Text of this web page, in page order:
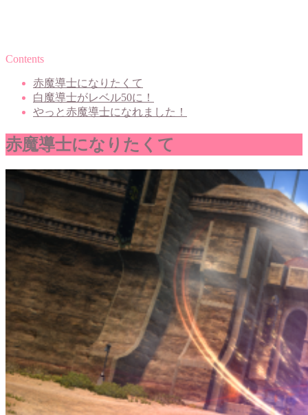
Contents
赤魔導士になりたくて
白魔導士がレベル50に！
やっと赤魔導士になれました！
赤魔導士になりたくて